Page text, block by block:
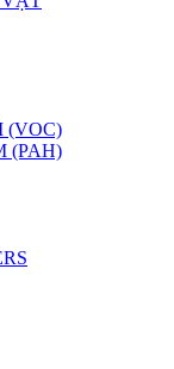
(VOC)
(PAH)